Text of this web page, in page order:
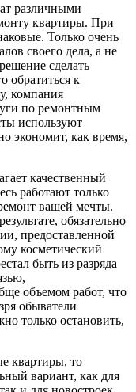
различными
квартиры. При
Только очень
своего дела, а не
сделать
обратиться к
компания
по ремонтным
используют
экономит, как время,
качественный
работают только
вашей мечты.
обязательно
предоставленной
косметический
быть из разряда
объемом работ, что
обыватели
только остановить,
квартиры, то
вариант, как для